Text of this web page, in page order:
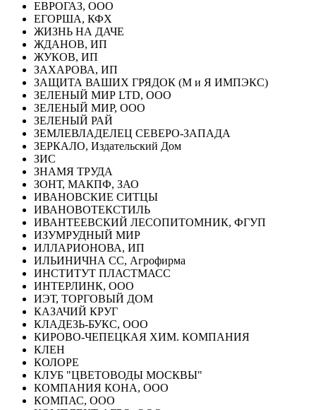
ЕВРОГАЗ, ООО
ЕГОРША, КФХ
ЖИЗНЬ НА ДАЧЕ
ЖДАНОВ, ИП
ЖУКОВ, ИП
ЗАХАРОВА, ИП
ЗАЩИТА ВАШИХ ГРЯДОК (М и Я ИМПЭКС)
ЗЕЛЕНЫЙ МИР LTD, ООО
ЗЕЛЕНЫЙ МИР, ООО
ЗЕЛЕНЫЙ РАЙ
ЗЕМЛЕВЛАДЕЛЕЦ СЕВЕРО-ЗАПАДА
ЗЕРКАЛО, Издательский Дом
ЗИС
ЗНАМЯ ТРУДА
ЗОНТ, МАКПФ, ЗАО
ИВАНОВСКИЕ СИТЦЫ
ИВАНОВОТЕКСТИЛЬ
ИВАНТЕЕВСКИЙ ЛЕСОПИТОМНИК, ФГУП
ИЗУМРУДНЫЙ МИР
ИЛЛАРИОНОВА, ИП
ИЛЬИНИЧНА СС, Агрофирма
ИНСТИТУТ ПЛАСТМАСС
ИНТЕРЛИНК, ООО
ИЭТ, ТОРГОВЫЙ ДОМ
КАЗАЧИЙ КРУГ
КЛАДЕЗЬ-БУКС, ООО
КИРОВО-ЧЕПЕЦКАЯ ХИМ. КОМПАНИЯ
КЛЕН
КОЛОРЕ
КЛУБ "ЦВЕТОВОДЫ МОСКВЫ"
КОМПАНИЯ КОНА, ООО
КОМПАС, ООО